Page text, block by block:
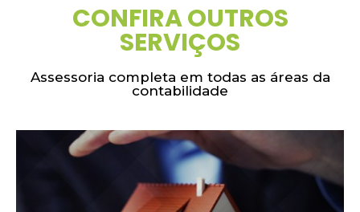
CONFIRA OUTROS
SERVIÇOS
Assessoria completa em todas as áreas da
contabilidade